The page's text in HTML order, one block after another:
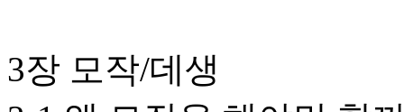
3장 모작/데생